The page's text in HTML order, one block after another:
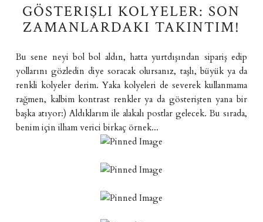
GÖSTERIŞLI KOLYELER: SON
ZAMANLARDAKI TAKINTIM!
Bu sene neyi bol bol aldın, hatta yurtdışından sipariş edip
yollarını gözledin diye soracak olursanız, taşlı, büyük ya da
renkli kolyeler derim. Yaka kolyeleri de severek kullanmama
rağmen, kalbim kontrast renkler ya da gösterişten yana bir
başka atıyor:) Aldıklarım ile alakalı postlar gelecek. Bu sırada,
benim için ilham verici birkaç örnek...